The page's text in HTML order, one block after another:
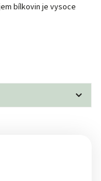
bílkovin je vysoce